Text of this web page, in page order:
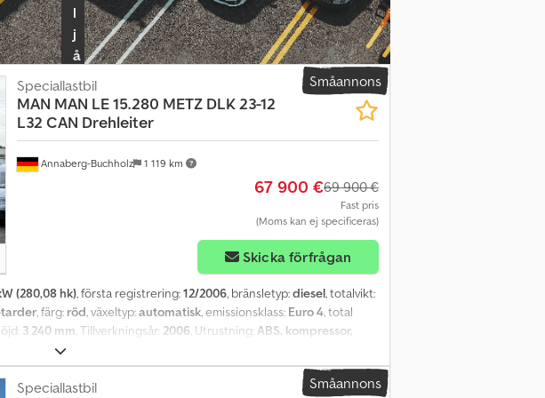
l
j
å
e
r
f
ö
a
r
p
Småannons
Annaberg-Buchholz 1 119 km
Speciallastbil
MAN MAN LE 15.280 METZ DLK 23-12
L32 CAN Drehleiter
67 900 €69 900 €
Fast pris
(Moms kan ej specificeras)
Skicka förfrågan
(280,08 hk), första registrering:12/2006, bränsletyp:diesel, totalvikt:
, färg: röd , växeltyp:automatisk , emissionsklass: Euro 4 , total
3 240 mm , Tillverkningsår: 2006 , Utrustning: ABS, kompressor,
DLK 23-12 L32 CAN Automotive i omedelbart driftklart skick ----
typ blad/blad * Axelavstånd 4575 mm * Tillåten totalvikt 15 ton
125l höger * Ställbar ratt * Axelutväxling i = 4,62 *Småannons
Speciallastbil